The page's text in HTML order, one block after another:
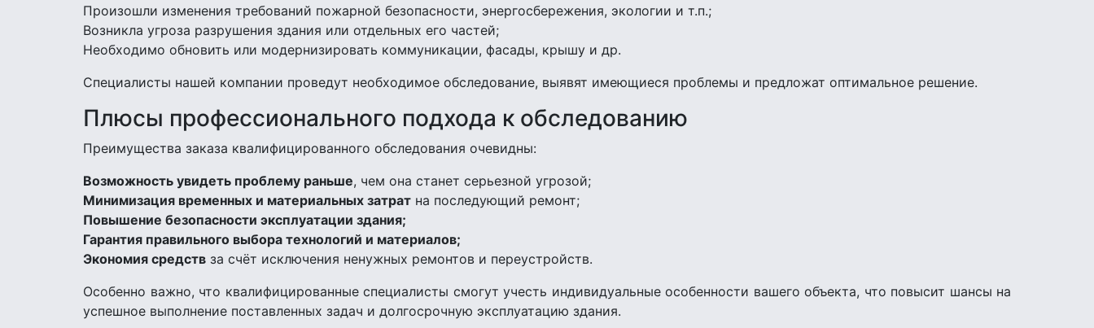
Произошли изменения требований пожарной безопасности, энергосбережения, экологии и т.п.;
Возникла угроза разрушения здания или отдельных его частей;
Необходимо обновить или модернизировать коммуникации, фасады, крышу и др.
Специалисты нашей компании проведут необходимое обследование, выявят имеющиеся проблемы и предложат оптимальное решение.
Плюсы профессионального подхода к обследованию
Преимущества заказа квалифицированного обследования очевидны:
Возможность увидеть проблему раньше, чем она станет серьезной угрозой;
Минимизация временных и материальных затрат на последующий ремонт;
Повышение безопасности эксплуатации здания;
Гарантия правильного выбора технологий и материалов;
Экономия средств за счёт исключения ненужных ремонтов и переустройств.
Особенно важно, что квалифицированные специалисты смогут учесть индивидуальные особенности вашего объекта, что повысит шансы на
успешное выполнение поставленных задач и долгосрочную эксплуатацию здания.